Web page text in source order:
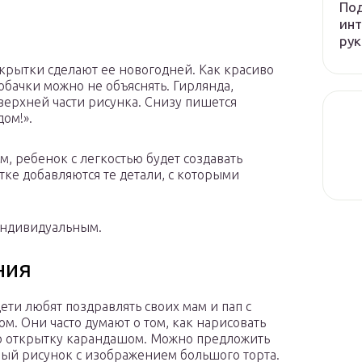
сделают ее новогодней. Как красиво
можно не объяснять. Гирлянда,
части рисунка. Снизу пишется
ребенок с легкостью будет создавать
добавляются те детали, с которыми
любят поздравлять своих мам и пап с
Они часто думают о том, как нарисовать
открытку карандашом. Можно предложить
рисунок с изображением большого торта.